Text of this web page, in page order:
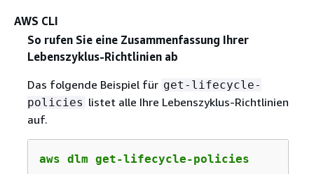
AWS CLI
So rufen Sie eine Zusammenfassung Ihrer
Lebenszyklus-Richtlinien ab
Das folgende Beispiel für get-lifecycle-
policies listet alle Ihre Lebenszyklus-Richtlinien
auf.
aws dlm get-lifecycle-policies